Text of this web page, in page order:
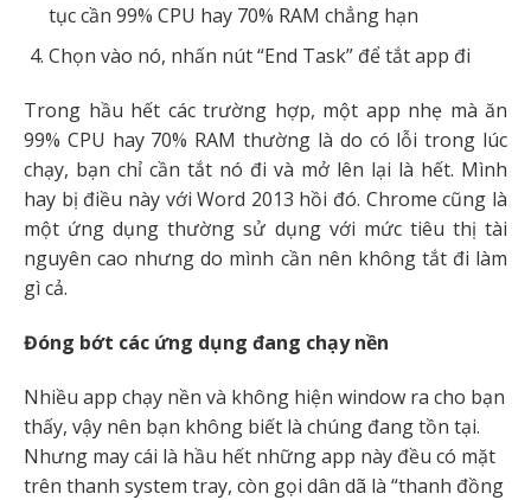
tục cần 99% CPU hay 70% RAM chẳng hạn
Chọn vào nó, nhấn nút “End Task” để tắt app đi
Trong hầu hết các trường hợp, một app nhẹ mà ăn
99% CPU hay 70% RAM thường là do có lỗi trong lúc
chạy, bạn chỉ cần tắt nó đi và mở lên lại là hết. Mình
hay bị điều này với Word 2013 hồi đó. Chrome cũng là
một ứng dụng thường sử dụng với mức tiêu thị tài
nguyên cao nhưng do mình cần nên không tắt đi làm
gì cả.
Đóng bớt các ứng dụng đang chạy nền
Nhiều app chạy nền và không hiện window ra cho bạn
thấy, vậy nên bạn không biết là chúng đang tồn tại.
Nhưng may cái là hầu hết những app này đều có mặt
trên thanh system tray, còn gọi dân dã là “thanh đồng